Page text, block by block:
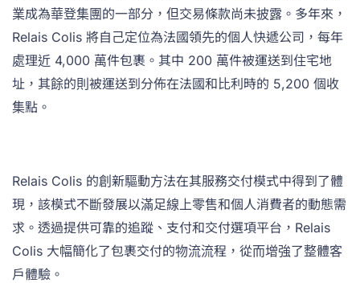
業成為華登集團的一部分，但交易條款尚未披露。多年來，
Relais Colis 將自己定位為法國領先的個人快遞公司，每年
處理近 4,000 萬件包裹。其中 200 萬件被運送到住宅地
址，其餘的則被運送到分佈在法國和比利時的 5,200 個收
集點。
Relais Colis 的創新驅動方法在其服務交付模式中得到了體
現，該模式不斷發展以滿足線上零售和個人消費者的動態需
求。透過提供可靠的追蹤、支付和交付選項平台，Relais
Colis 大幅簡化了包裹交付的物流流程，從而增強了整體客
戶體驗。